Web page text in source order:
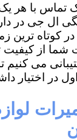
تماس با هر
ال جی در
کوتاه ترین
شما از
می کنیم
در اختیار